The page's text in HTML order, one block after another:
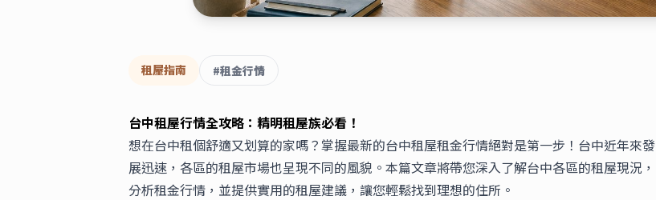
租屋指南 #租金行情
台中租屋行情全攻略：精明租屋族必看！
想在台中租個舒適又划算的家嗎？掌握最新的台中租屋租金行情絕對是第一步！台中近年來發
展迅速，各區的租屋市場也呈現不同的風貌。本篇文章將帶您深入了解台中各區的租屋現況，
分析租金行情，並提供實用的租屋建議，讓您輕鬆找到理想的住所。